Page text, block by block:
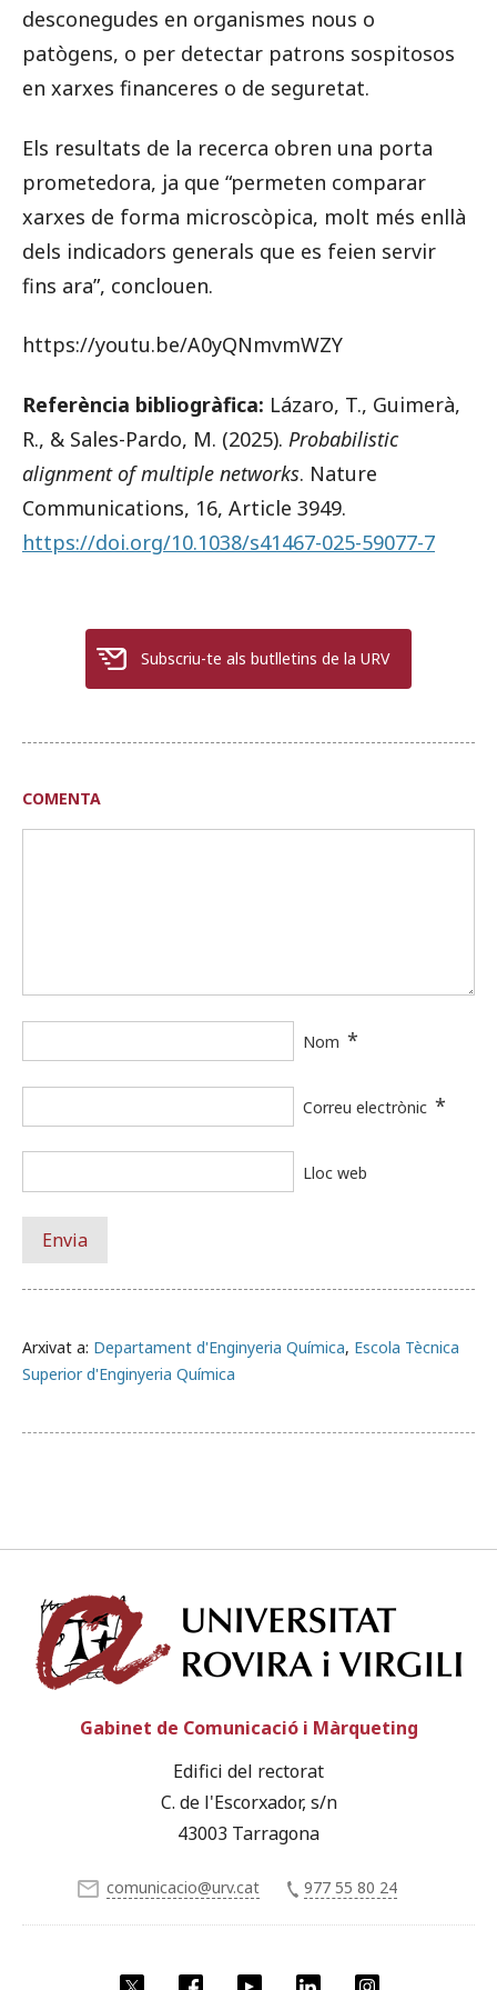
desconegudes en organismes nous o
patògens, o per detectar patrons sospitosos
en xarxes financeres o de seguretat.
Els resultats de la recerca obren una porta
prometedora, ja que “permeten comparar
xarxes de forma microscòpica, molt més enllà
dels indicadors generals que es feien servir
fins ara”, conclouen.
https://youtu.be/A0yQNmvmWZY
Referència bibliogràfica: Lázaro, T., Guimerà,
R., & Sales-Pardo, M. (2025). Probabilistic
alignment of multiple networks. Nature
Communications, 16, Article 3949.
https://doi.org/10.1038/s41467-025-59077-7
Subscriu-te als butlletins de la URV
Arxivat a: Departament d'Enginyeria Química, Escola Tècnica
Superior d'Enginyeria Química
COMENTA
Nom *
Correu electrònic *
Lloc web
Gabinet de Comunicació i Màrqueting
Edifici del rectorat
C. de l'Escorxador, s/n
43003 Tarragona
comunicacio@urv.cat 977 55 80 24